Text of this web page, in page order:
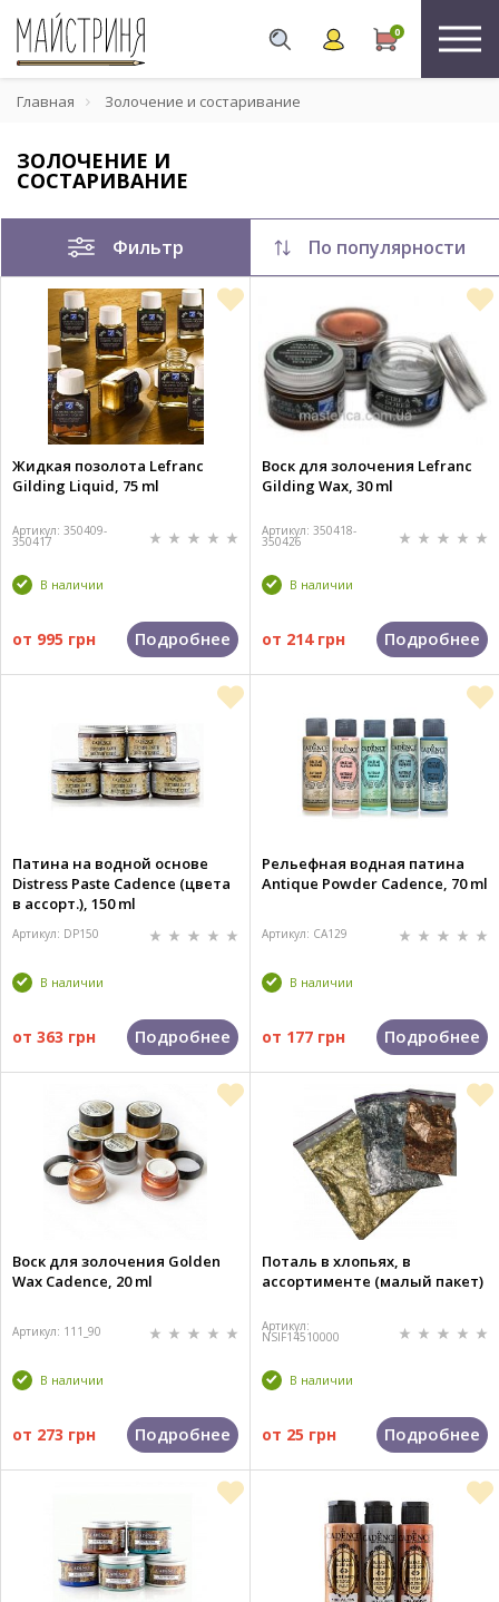
0
Главная Золочение и состаривание
ЗОЛОЧЕНИЕ И
СОСТАРИВАНИЕ
Фильтр По популярности
Жидкая позолота Lefranc
Gilding Liquid, 75 ml
Артикул: 350409-
350417
В наличии
от 995 грн Подробнее
Воск для золочения Lefranc
Gilding Wax, 30 ml
Артикул: 350418-
350426
В наличии
от 214 грн Подробнее
Патина на водной основе
Distress Paste Cadence (цвета
в ассорт.), 150 ml
Артикул: DP150
В наличии
от 363 грн Подробнее
Рельефная водная патина
Antique Powder Cadence, 70 ml
Артикул: CA129
В наличии
от 177 грн Подробнее
Воск для золочения Golden
Wax Cadence, 20 ml
Артикул: 111_90
В наличии
от 273 грн Подробнее
Поталь в хлопьях, в
ассортименте (малый пакет)
Артикул:
NSIF14510000
В наличии
от 25 грн Подробнее